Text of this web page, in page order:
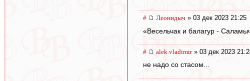
# Леонидыч » 03 дек 2023 21:25
«Весельчак и балагур -
# alek.vladimir» 03 дек 2023
не надо со стасом...